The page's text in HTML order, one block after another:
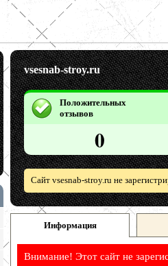
vsesnab-stroy.ru
Положительных
отзывов
0
Сайт vsesnab-stroy.ru не
Информация
Внимание! Этот сайт не